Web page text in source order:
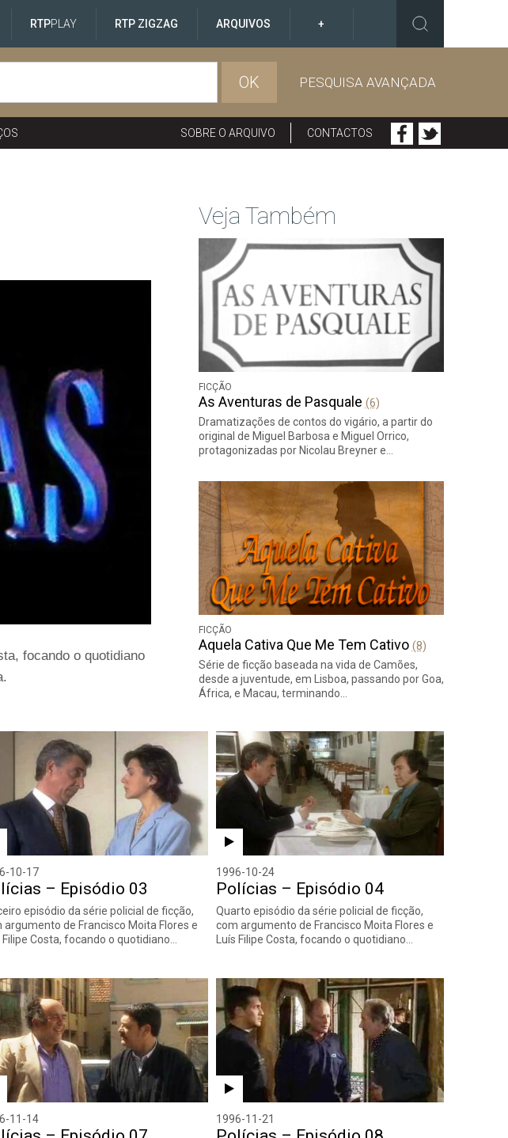
RTPPLAY RTP ZIGZAG ARQUIVOS +
OK PESQUISA AVANÇADA
SOBRE O ARQUIVO CONTACTOS
focando o quotidiano
10-17
– Episódio 03
episódio da série policial de ficção,
argumento de Francisco Moita Flores e
Filipe Costa, focando o quotidiano…
1996-10-24
Polícias – Episódio 04
Quarto episódio da série policial de ficção,
com argumento de Francisco Moita Flores e
Luís Filipe Costa, focando o quotidiano…
11-14 1996-11-21
Veja Também
FICÇÃO
As Aventuras de Pasquale (6)
Dramatizações de contos do vigário, a partir do
original de Miguel Barbosa e Miguel Orrico,
protagonizadas por Nicolau Breyner e…
FICÇÃO
Aquela Cativa Que Me Tem Cativo (8)
Série de ficção baseada na vida de Camões,
desde a juventude, em Lisboa, passando por Goa,
África, e Macau, terminando…